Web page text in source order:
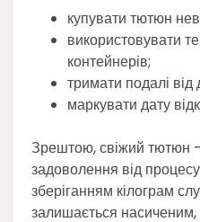
купувати тютюн
використовувати
контейнерів;
тримати подалі
маркувати дату
Зрештою, свіжий тютюн
задоволення від
зберіганням кілограм
залишається насиченим,